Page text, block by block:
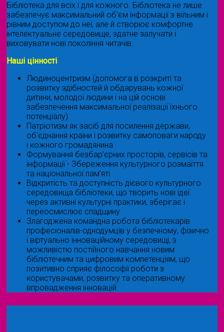
Бібліотека для всіх і для кожного. Бібліотека не лише
забезпечує максимальний об'єм інформації з вільним і
рівним доступом до неї, але й створює комфортне
інтелектуальне середовище, здатне залучати і
виховувати нові покоління читачів.
Наші цінності
Людиноцентризм (допомога в розкриті та
розвитку здібностей й обдарувань кожної
дитини, молодої людини і на цій основі
забезпечення максимальної реалізації їхнього
потенціалу)
Патріотизм як засіб для посилення держави,
об'єднання країни і розвитку самоповаги народу
і кожного громадянина
Формування безбар’єрних просторів, сервісів та
інформації - Збереження культурного розмаїття
та національної пам’яті
Відкритість та доступність дієвого культурного
середовища бібліотеки, що творить нові ідеї
через активні культурні практики, зберігає і
переосмислює спадщину
Злагоджена командна робота бібліотекарів
професіоналів-однодумців у безпечному, фізично
і віртуально інноваційному середовищі, з
можливістю постійного навчання новим
бібліотечним та цифровим компетенціям, що
позитивно сприяє філософії роботи з
користувачами, розвитку та оперативному
впровадження інновацій.